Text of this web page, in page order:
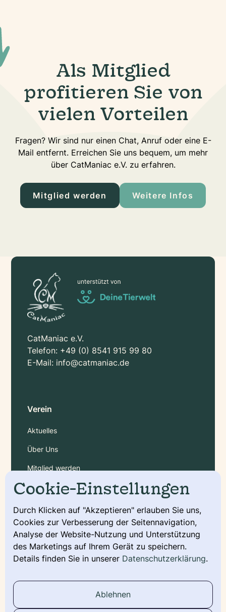
Als Mitglied
profitieren Sie von
vielen Vorteilen
Fragen? Wir sind nur einen Chat, Anruf oder eine E-
Mail entfernt. Erreichen Sie uns bequem, um mehr
über CatManiac e.V. zu erfahren.
Mitglied werden Weitere Infos
CatManiac e.V.
Telefon: +49 (0) 8541 915 99 80
E-Mail: info@catmaniac.de
Verein
Aktuelles
Über Uns
Mitglied werden
Gebühren
Service
Deckmeldung
Urkunde beantragen
Wurfmeldung
Cookie-Einstellungen
Durch Klicken auf "Akzeptieren" erlauben Sie uns,
Cookies zur Verbesserung der Seitennavigation,
Analyse der Website-Nutzung und Unterstützung
des Marketings auf Ihrem Gerät zu speichern.
Details finden Sie in unserer Datenschutzerklärung.
Ablehnen